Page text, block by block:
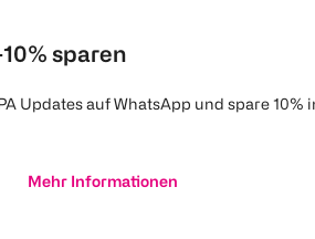
sparen
Updates auf WhatsApp und spare 10%
Mehr Informationen